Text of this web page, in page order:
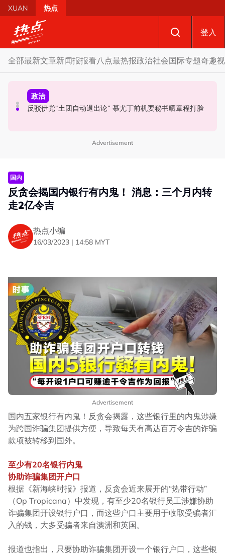
Skip to main content
XUAN 热点
登入
全部最新文章新闻报报看八点最热报政治社会国际专题奇趣
社会
国歌响起华人庙宇千人齐肃立 网友动容：这才是真正的马
政治
马六甲州选 | 甲州选席谈判现空间？ 法米：国阵开放态度
政治
反驳伊党“土团自动退出论” 慕尤丁前机要秘书晒章程打脸
Advertisement
国内
反贪会揭国内银行有内鬼！ 消息：三个月内转
走2亿令吉
热点小编
16/03/2023 | 14:58 MYT
Advertisement
国内五家银行有内鬼！反贪会揭露，这些银行里的内鬼涉嫌
为跨国诈骗集团提供方便，导致每天有高达百万令吉的诈骗
款项被转移到国外。
至少有20名银行内鬼
协助诈骗集团开户口
根据《新海峡时报》报道，反贪会近来展开的“热带行动”
（Op Tropicana）中发现，有至少20名银行员工涉嫌协助
诈骗集团开设银行户口，而这些户口主要用于收取受骗者汇
入的钱，大多受骗者来自澳洲和英国。
报道也指出，只要协助诈骗集团开设一个银行户口，这些银